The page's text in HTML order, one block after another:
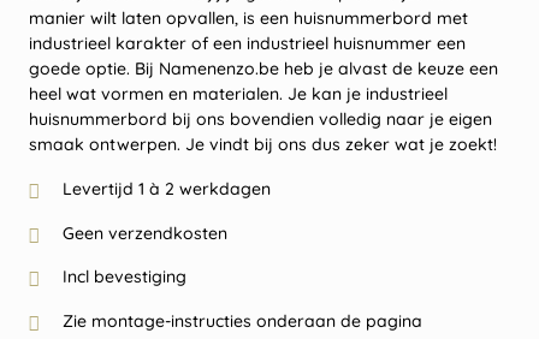
manier wilt laten opvallen, is een huisnummerbord met
industrieel karakter of een industrieel huisnummer een
goede optie. Bij Namenenzo.be heb je alvast de keuze een
heel wat vormen en materialen. Je kan je industrieel
huisnummerbord bij ons bovendien volledig naar je eigen
smaak ontwerpen. Je vindt bij ons dus zeker wat je zoekt!
Levertijd 1 à 2 werkdagen
Geen verzendkosten
Incl bevestiging
Zie montage-instructies onderaan de pagina